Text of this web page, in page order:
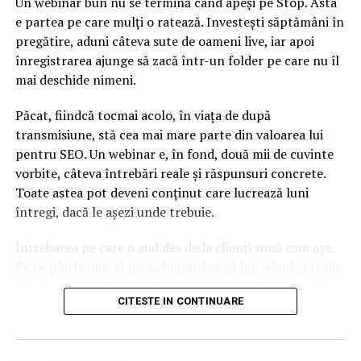
e partea pe care mulți o ratează. Investești săptămâni în
pregătire, aduni câteva sute de oameni live, iar apoi
înregistrarea ajunge să zacă într-un folder pe care nu îl
mai deschide nimeni.
Păcat, fiindcă tocmai acolo, în viața de după
transmisiune, stă cea mai mare parte din valoarea lui
pentru SEO. Un webinar e, în fond, două mii de cuvinte
vorbite, câteva întrebări reale și răspunsuri concrete.
Toate astea pot deveni conținut care lucrează luni
întregi, dacă le așezi unde trebuie.
Întrebarea pe care o aud des de la clienți sună cam așa.
din Google, nu doar lead-uri pe moment? Răspunsul
scurt e că platforma contează, dar nu în felul în care
CITESTE IN CONTINUARE